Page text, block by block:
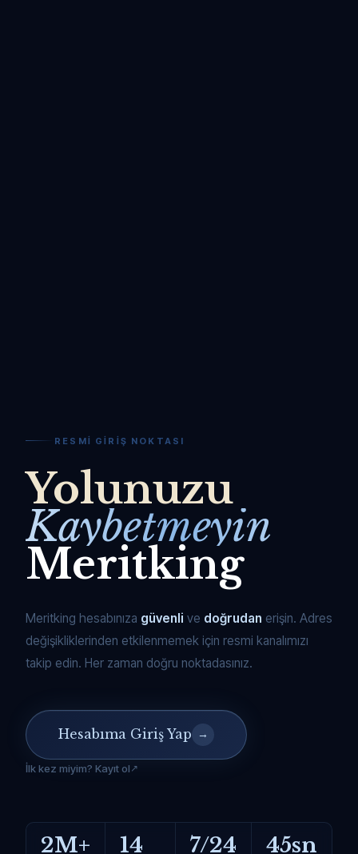
RESMI GIRIŞ NOKTASI
Yolunuzu
Kaybetmeyin
Meritking
Meritking hesabınıza güvenli ve doğrudan erişin. Adres
değişikliklerinden etkilenmemek için resmi kanalımızı
takip edin. Her zaman doğru noktadasınız.
Hesabıma Giriş Yap →
İlk kez miyim? Kayıt ol
2M+ 14 7/24 45sn